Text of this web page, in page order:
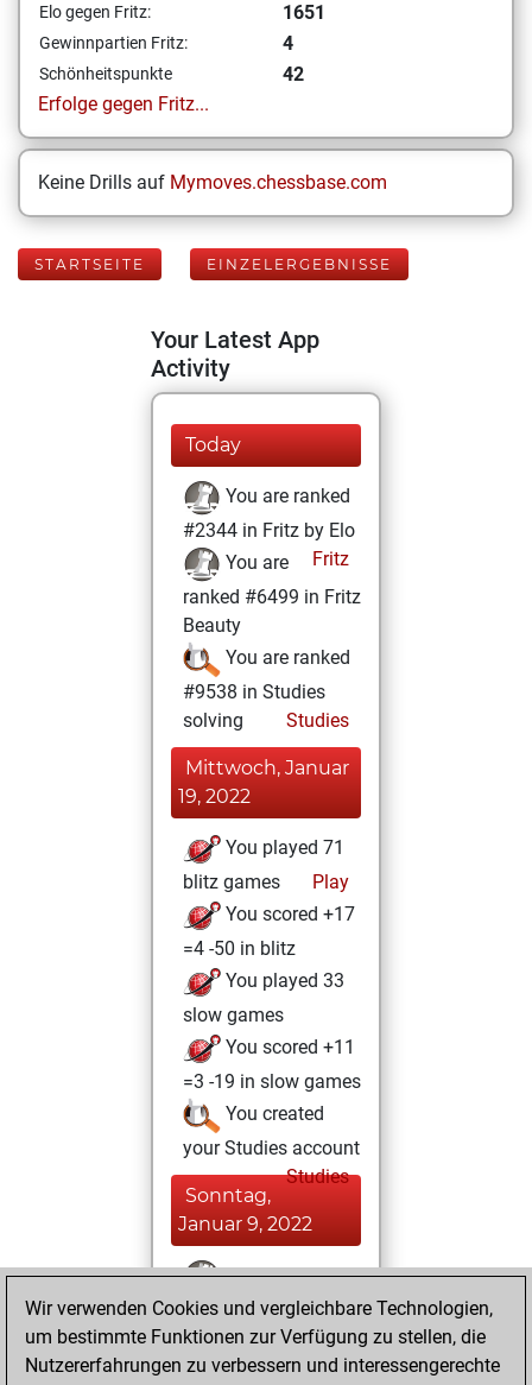
Elo gegen Fritz: 1651
Gewinnpartien Fritz: 4
Schönheitspunkte
42
Erfolge gegen Fritz...
Keine Drills auf Mymoves.chessbase.com
STARTSEITE EINZELERGEBNISSE
Your Latest App
Activity
Today
You are ranked
#2344 in Fritz by Elo
Fritz
You are
ranked #6499 in Fritz
Beauty
You are ranked
#9538 in Studies
solving
Studies
Mittwoch, Januar
19, 2022
You played 71
blitz games
Play
You scored +17
=4 -50 in blitz
You played 33
slow games
You scored +11
=3 -19 in slow games
You created
your Studies account
Studies
Sonntag,
Januar 9, 2022
You won
against Fritz
Fritz
You achieved a
BeautyScore of 42
Wir verwenden Cookies und vergleichbare Technologien,
um bestimmte Funktionen zur Verfügung zu stellen, die
Nutzererfahrungen zu verbessern und interessengerechte